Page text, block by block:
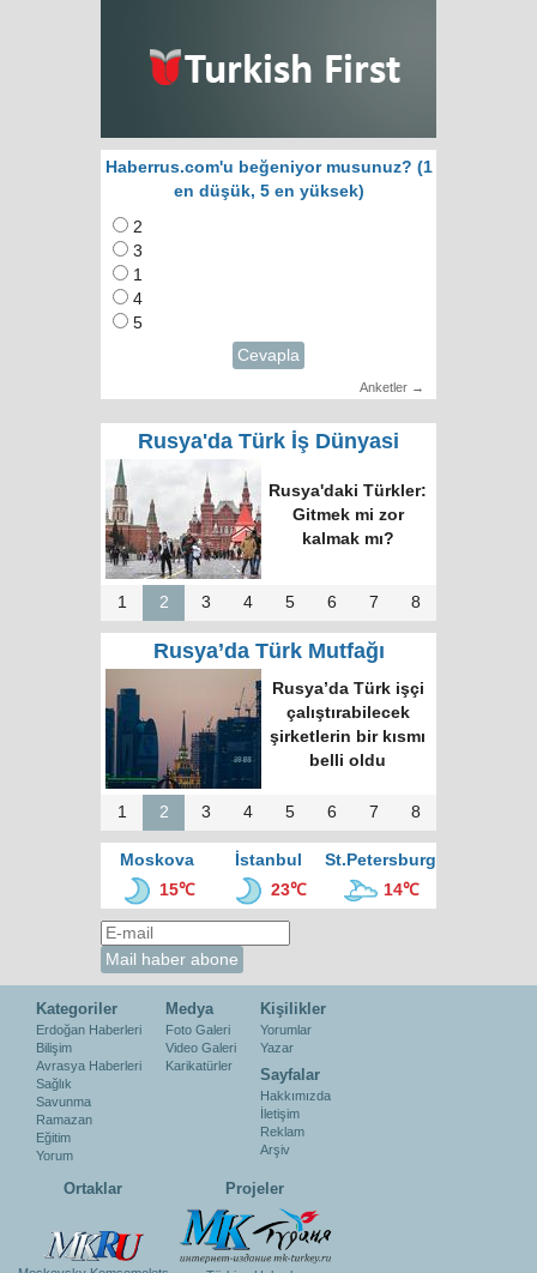
Haberrus.com'u beğeniyor musunuz? (1
en düşük, 5 en yüksek)
2
3
1
4
5
Cevapla
Anketler →
Rusya'da Türk İş Dünyasi
Rusya'daki Türkler:
Gitmek mi zor
kalmak mı?
1 2 3 4 5 6 7 8
Rusya’da Türk Mutfağı
Rusya’da Türk işçi
çalıştırabilecek
şirketlerin bir kısmı
belli oldu
1 2 3 4 5 6 7 8
Moskova İstanbul
St.Petersburg
15℃
23℃ 14℃
Kategoriler
Erdoğan Haberleri
Bilişim
Avrasya Haberleri
Sağlık
Savunma
Ramazan
Eğitim
Yorum
Medya
Foto Galeri
Video Galeri
Karikatürler
Kişilikler
Yorumlar
Yazar
Sayfalar
Hakkımızda
İletişim
Reklam
Arşiv
Ortaklar Projeler